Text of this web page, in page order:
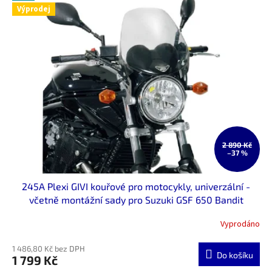
Výprodej
2 890 Kč
–37 %
245A Plexi GIVI kouřové pro motocykly, univerzální -
včetně montážní sady pro Suzuki GSF 650 Bandit
Vyprodáno
1 486,80 Kč bez DPH
1 799 Kč Do košíku